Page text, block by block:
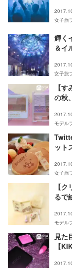
女子旅
輝く
＆イ
女子旅
【
の秋
モデル
ット
女子旅
【
るで
モデル
見た
【